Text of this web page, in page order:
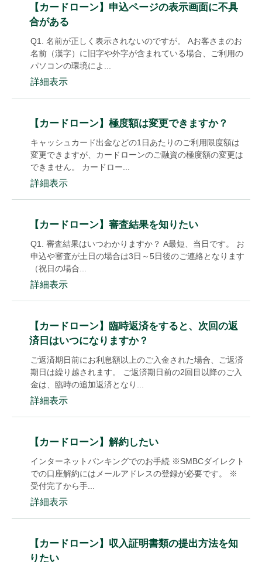
【カードローン】申込ページの表示画面に不具
合がある
Q1. 名前が正しく表示されないのですが。 Aお客さまのお
名前（漢字）に旧字や外字が含まれている場合、ご利用の
パソコンの環境によ...
詳細表示
【カードローン】極度額は変更できますか？
キャッシュカード出金などの1日あたりのご利用限度額は
変更できますが、カードローンのご融資の極度額の変更は
できません。 カードロー...
詳細表示
【カードローン】審査結果を知りたい
Q1. 審査結果はいつわかりますか？ A最短、当日です。 お
申込や審査が土日の場合は3日～5日後のご連絡となります
（祝日の場合...
詳細表示
【カードローン】臨時返済をすると、次回の返
済日はいつになりますか？
ご返済期日前にお利息額以上のご入金された場合、ご返済
期日は繰り越されます。 ご返済期日前の2回目以降のご入
金は、臨時の追加返済となり...
詳細表示
【カードローン】解約したい
インターネットバンキングでのお手続 ※SMBCダイレクト
での口座解約にはメールアドレスの登録が必要です。 ※
受付完了から手...
詳細表示
【カードローン】収入証明書類の提出方法を知
りたい